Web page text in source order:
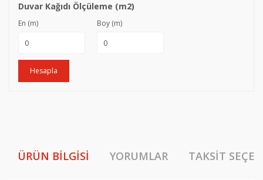
Duvar Kağıdı Ölçüleme (m2)
En (m) Boy (m)
Hesapla
ÜRÜN BILGISI YORUMLAR TAKSIT